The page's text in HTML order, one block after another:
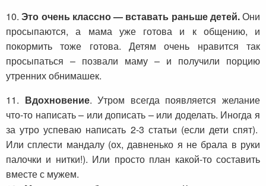
10.Это очень классно — вставать раньше детей.Они
просыпаются, а мама уже готова и к общению, и
покормить тоже готова. Детям очень нравится так
просыпаться – позвали маму – и получили порцию
утренних обнимашек.
11. Вдохновение. Утром всегда появляется желание
что-то написать – или дописать – или доделать. Иногда я
за утро успеваю написать 2-3 статьи (если дети спят).
Или сплести мандалу (ох, давненько я не брала в руки
палочки и нитки!). Или просто план какой-то составить
вместе с мужем.